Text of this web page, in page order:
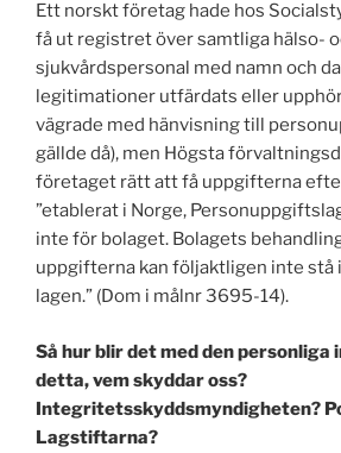
Ett norskt företag hade hos
få ut registret över samtliga hälso-
sjukvårdspersonal med namn och
legitimationer utfärdats eller
vägrade med hänvisning till
gällde då), men Högsta
företaget rätt att få uppgifterna
”etablerat i Norge,
inte för bolaget. Bolagets
uppgifterna kan följaktligen inte stå
lagen.” (Dom i målnr 3695-14).
Så hur blir det med den
detta, vem skyddar oss?
Integritetsskyddsmyndigheten?
Lagstiftarna?